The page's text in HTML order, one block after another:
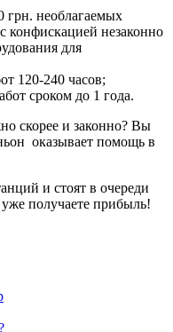
грн. необлагаемых
конфискацией незаконно
для
120-240 часов;
сроком до 1 года.
скорее и законно? Вы
оказывает помощь в
и стоят в очереди
получаете прибыль!